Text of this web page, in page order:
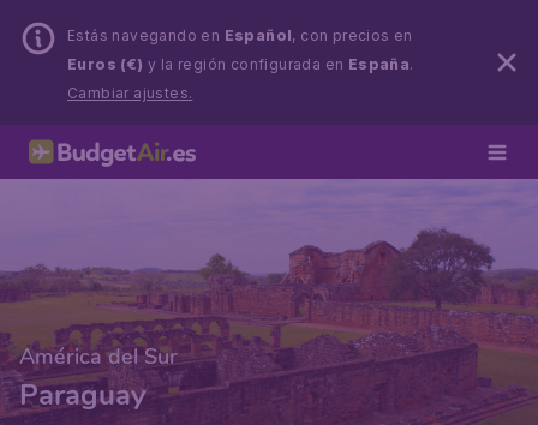
Estás navegando en Español, con precios en
Euros (€) y la región configurada en España.
Cambiar ajustes.
América del Sur
Paraguay